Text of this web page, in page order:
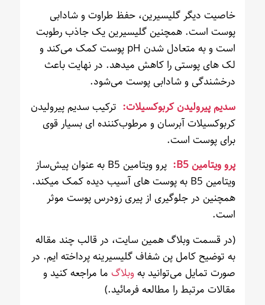
خاصیت دیگر گلیسیرین، حفظ طراوت و شادابی
پوست است. همچنین گلیسیرین یک جاذب رطوبت
است و به متعادل شدن pH پوست کمک می‌کند و
لک های پوستی را کاهش میدهد. در نهایت باعث
درخشندگی و شادابی پوست می‌شود.
سدیم پیرولیدن کربوکسیلات: ترکیب سدیم پیرولیدن
کربوکسیلات آبرسان و مرطوب‌کننده ای بسیار قوی
برای پوست است.
پرو ویتامین B5:
پرو ویتامین B5 به عنوان پیش‌ساز
ویتامین B5 به پوست های آسیب دیده کمک میکند.
همچنین در جلوگیری از پیری زودرس پوست موثر
است.
(در قسمت وبلاگ همین سایت، در قالب چند مقاله
به توضیح کامل پن شفاف گلیسیرینه پرداخته ایم. در
صورت تمایل می‌توانید به وبلاگ ما مراجعه کنید و
مقالات مرتبط را مطالعه فرمائید.)